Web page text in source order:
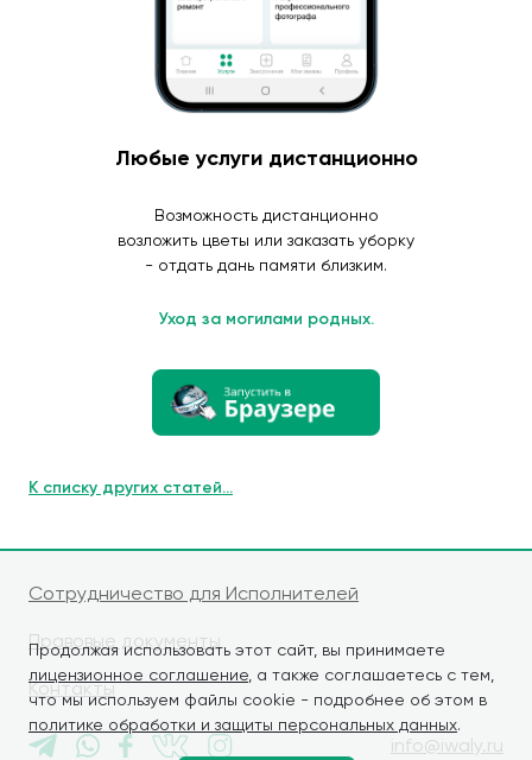
Продолжая использовать этот сайт, вы принимаете
лицензионное соглашение , а также соглашаетесь с тем,
что мы используем файлы cookie - подробнее об этом в
политике обработки и защиты персональных данных.
Любые услуги дистанционно
Возможность дистанционно
возложить цветы или заказать уборку
- отдать дань памяти близким.
Уход за могилами родных.
К списку других статей...
Сотрудничество для Исполнителей
Правовые документы
Контакты
info@iwaly.ru